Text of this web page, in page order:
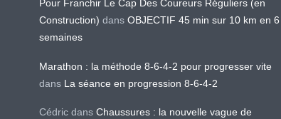
Pour Franchir Le Cap Des Coureurs Réguliers (en
Construction) dans OBJECTIF 45 min sur 10 km en 6
semaines
Marathon : la méthode 8-6-4-2 pour progresser vite
dans La séance en progression 8-6-4-2
Cédric dans Chaussures : la nouvelle vague de